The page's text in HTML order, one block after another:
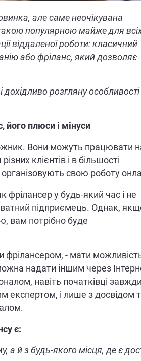
але саме неочікувана
популярною майже для
віддаленої роботи: класичний
або фріланс, який дозволяє
дохідливо розгляну особливості
його плюси і мінуси
Вони можуть працювати
клієнтів і в більшості
свою роботу
у будь-який час і не
підприємець. Однак,
вам потрібно буде
фрілансером, - мати
надати іншим через
навіть початківці завжди
експертом, і лише з досвідом
є:
й з будь-якого місця, де є